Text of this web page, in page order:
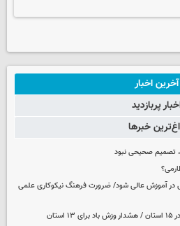
آخرین اخبار
پربازدید
خبرها
تصمیم صحیحی نبود
در آموزش عالی شود/ ضرورت فرهنگ نیکوکاری علمی